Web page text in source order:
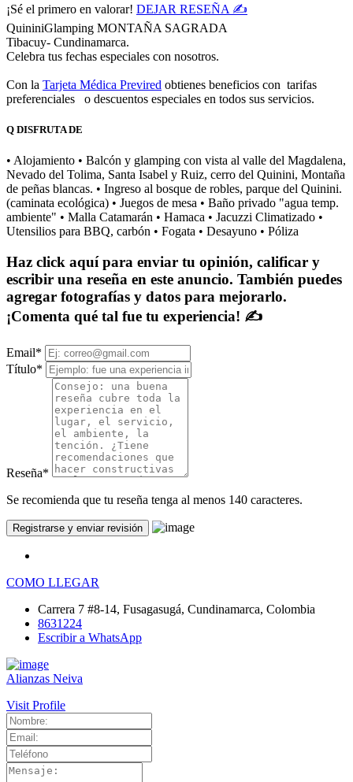
¡Sé el primero en valorar! DEJAR RESEÑA ✍
QuininiGlamping MONTAÑA SAGRADA
Tibacuy- Cundinamarca.
Celebra tus fechas especiales con nosotros.
Con la Tarjeta Médica Previred obtienes beneficios con tarifas
preferenciales o descuentos especiales en todos sus servicios.
Q DISFRUTA DE
• Alojamiento • Balcón y glamping con vista al valle del Magdalena,
Nevado del Tolima, Santa Isabel y Ruiz, cerro del Quinini, Montaña
de peñas blancas. • Ingreso al bosque de robles, parque del Quinini.
(caminata ecológica) • Juegos de mesa • Baño privado "agua temp.
ambiente" • Malla Catamarán • Hamaca • Jacuzzi Climatizado •
Utensilios para BBQ, carbón • Fogata • Desayuno • Póliza
Haz click aquí para enviar tu opinión, calificar y
escribir una reseña en este anuncio. También puedes
agregar fotografías y datos para mejorarlo.
¡Comenta qué tal fue tu experiencia! ✍
Email*
Título*
Reseña*
Se recomienda que tu reseña tenga al menos 140 caracteres.
COMO LLEGAR
Carrera 7 #8-14, Fusagasugá, Cundinamarca, Colombia
8631224
Escribir a WhatsApp
Alianzas Neiva
Visit Profile